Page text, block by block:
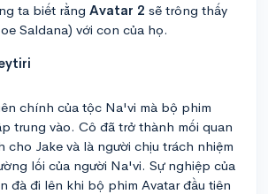
ta biết rằng Avatar 2 sẽ trông thấy
Saldana) với con của họ.
chính của tộc Na'vi mà bộ phim
trung vào. Cô đã trở thành mối quan
cho Jake và là người chịu trách nhiệm
lối của người Na'vi. Sự nghiệp của
đà đi lên khi bộ phim Avatar đầu tiên